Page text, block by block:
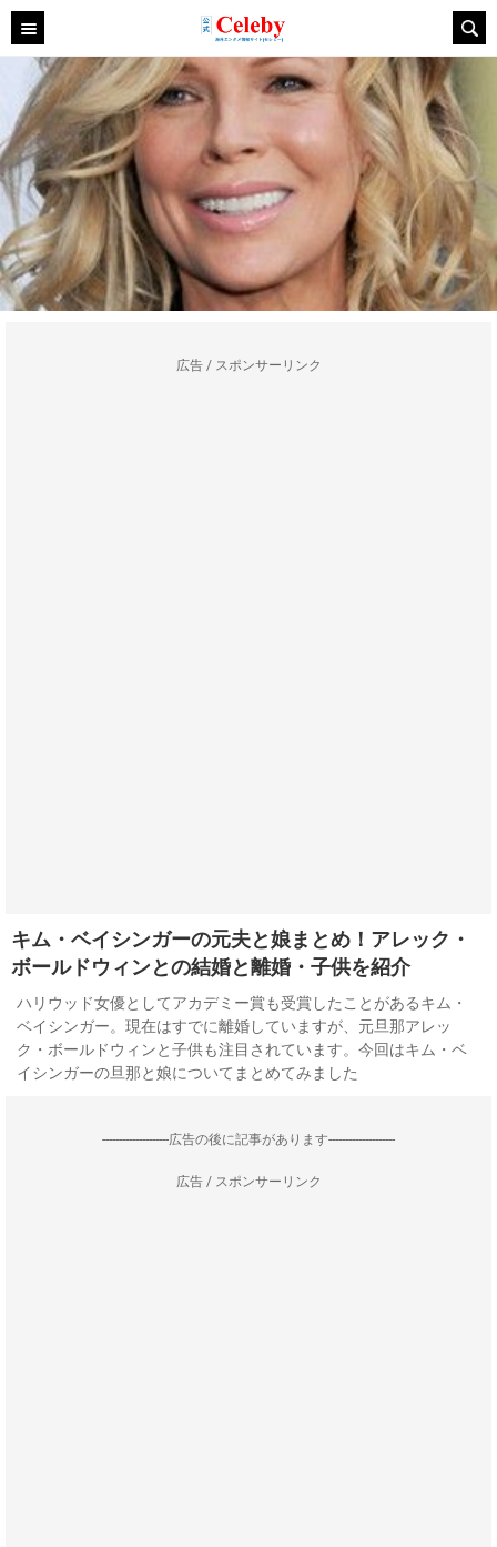
広告 / スポンサーリンク
キム・ベイシンガーの元夫と娘まとめ！アレック・
ボールドウィンとの結婚と離婚・子供を紹介
ハリウッド女優としてアカデミー賞も受賞したことがあるキム・
ベイシンガー。現在はすでに離婚していますが、元旦那アレッ
ク・ボールドウィンと子供も注目されています。今回はキム・ベ
イシンガーの旦那と娘についてまとめてみました
--------------------広告の後に記事があります--------------------
広告 / スポンサーリンク